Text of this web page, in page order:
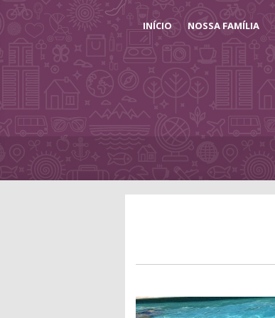
INÍCIO NOSSA FAMÍLIA